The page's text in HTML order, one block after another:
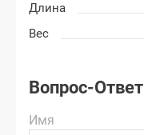
Длина
Вес
Вопрос-Ответ
Имя